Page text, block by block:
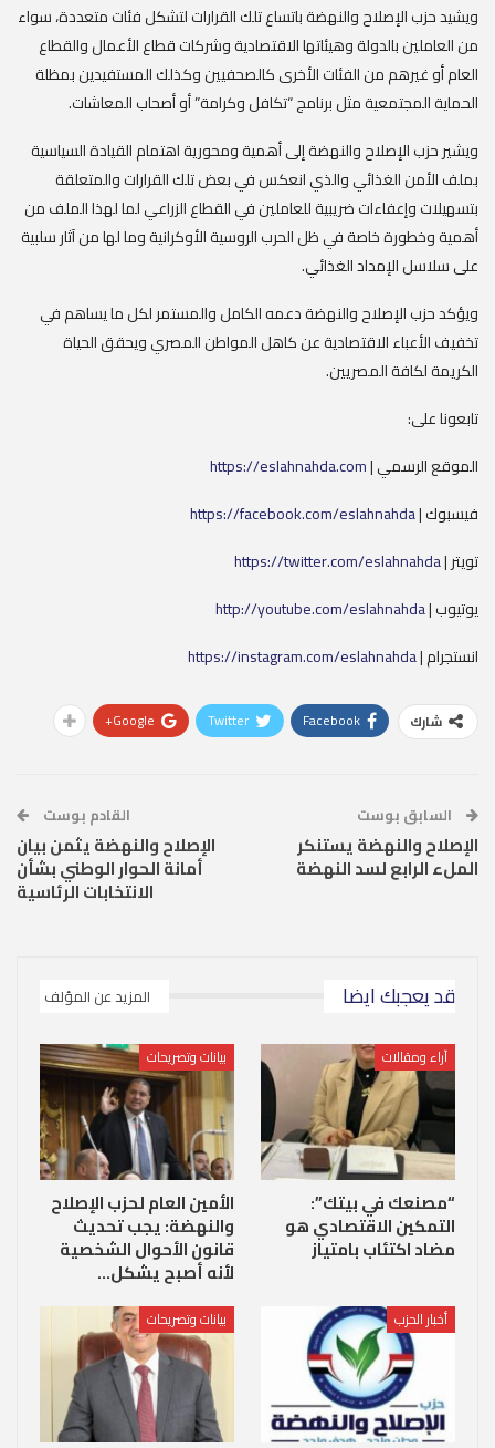
ويشيد حزب الإصلاح والنهضة باتساع تلك القرارات لتشكل فئات متعددة، سواء
من العاملين بالدولة وهيئاتها الاقتصادية وشركات قطاع الأعمال والقطاع
العام أو غيرهم من الفئات الأخرى كالصحفيين وكذلك المستفيدين بمظلة
الحماية المجتمعية مثل برنامج “تكافل وكرامة” أو أصحاب المعاشات.
ويشير حزب الإصلاح والنهضة إلى أهمية ومحورية اهتمام القيادة السياسية
بملف الأمن الغذائي والذي انعكس في بعض تلك القرارات والمتعلقة
بتسهيلات وإعفاءات ضريبية للعاملين في القطاع الزراعي لما لهذا الملف من
أهمية وخطورة خاصة في ظل الحرب الروسية الأوكرانية وما لها من آثار سلبية
على سلاسل الإمداد الغذائي.
ويؤكد حزب الإصلاح والنهضة دعمه الكامل والمستمر لكل ما يساهم في
تخفيف الأعباء الاقتصادية عن كاهل المواطن المصري ويحقق الحياة
الكريمة لكافة المصريين.
تابعونا على:
الموقع الرسمي |https://eslahnahda.com
فيسبوك |https://facebook.com/eslahnahda
تويتر |https://twitter.com/eslahnahda
يوتيوب |http://youtube.com/eslahnahda
انستجرام |https://instagram.com/eslahnahda
شارك Facebook
Twitter
Google+
السابق بوست
الإصلاح والنهضة يستنكر
الملء الرابع لسد النهضة
القادم بوست
الإصلاح والنهضة يثمن بيان
أمانة الحوار الوطني بشأن
الانتخابات الرئاسية
قد يعجبك ايضا المزيد عن المؤلف
آراء ومقالات
“مصنعك في بيتك”:
التمكين الاقتصادي هو
مضاد اكتئاب بامتياز
بيانات وتصريحات
الأمين العام لحزب الإصلاح
والنهضة: يجب تحديث
قانون الأحوال الشخصية
لأنه أصبح يشكل…
أخبار الحزب بيانات وتصريحات